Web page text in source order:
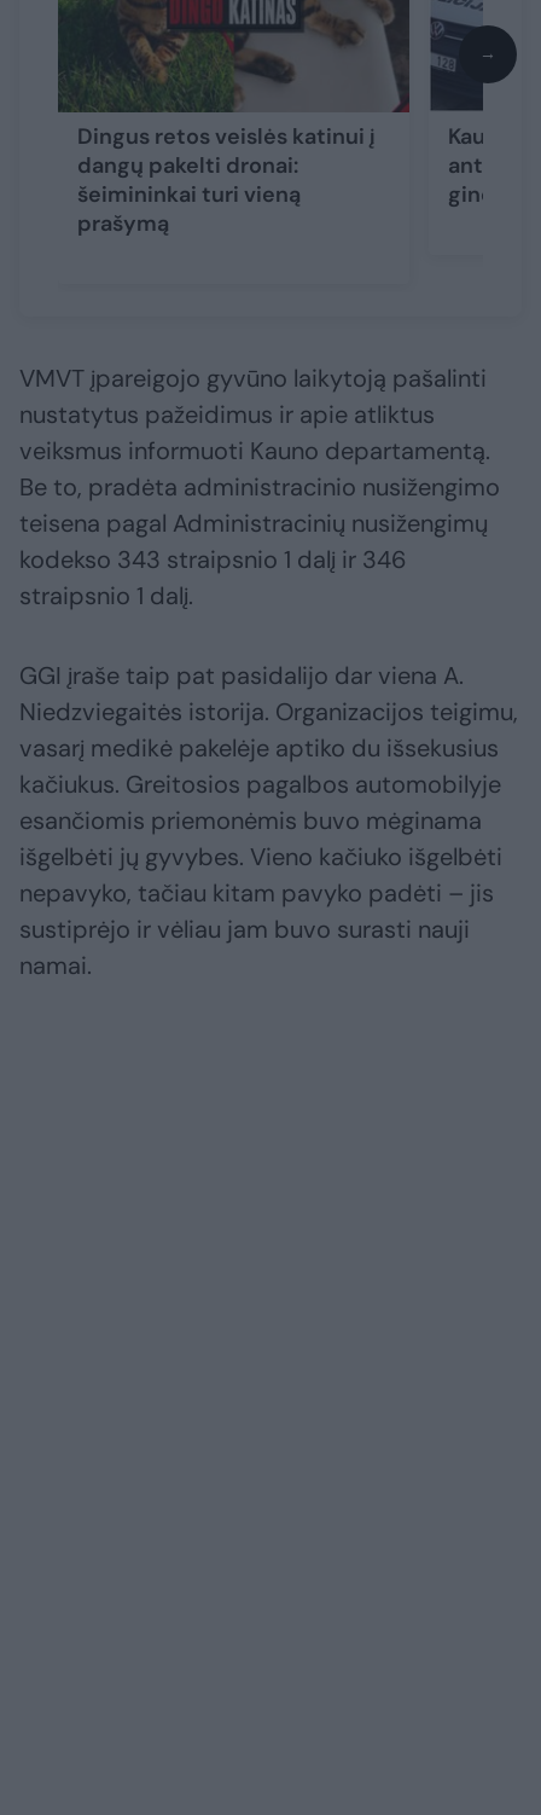
Dingus retos veislės katinui į
dangų pakelti dronai:
šeimininkai turi vieną
prašymą
Kaune
ant
ginčas
→
VMVT įpareigojo gyvūno laikytoją pašalinti
nustatytus pažeidimus ir apie atliktus
veiksmus informuoti Kauno departamentą.
Be to, pradėta administracinio nusižengimo
teisena pagal Administracinių nusižengimų
kodekso 343 straipsnio 1 dalį ir 346
straipsnio 1 dalį.
GGI įraše taip pat pasidalijo dar viena A.
Niedzviegaitės istorija. Organizacijos teigimu,
vasarį medikė pakelėje aptiko du išsekusius
kačiukus. Greitosios pagalbos automobilyje
esančiomis priemonėmis buvo mėginama
išgelbėti jų gyvybes. Vieno kačiuko išgelbėti
nepavyko, tačiau kitam pavyko padėti – jis
sustiprėjo ir vėliau jam buvo surasti nauji
namai.